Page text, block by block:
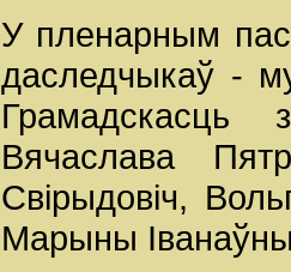
У пленарным
даследчыкаў -
Грамадскасць
Вячаслава
Свірыдовіч,
Марыны